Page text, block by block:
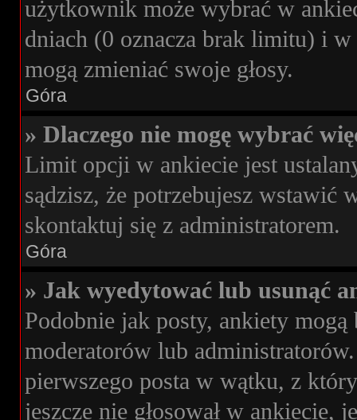
użytkownik może wybrać w
dniach (0 oznacza brak limitu) i
mogą zmieniać swoje głosy.
Góra
» Dlaczego nie mogę wybrać
Limit opcji w ankiecie jest
sądzisz, że potrzebujesz
skontaktuj się z administratorem.
Góra
» Jak wyedytować lub usunąć
Podobnie jak posty, ankiety
moderatorów lub
pierwszego posta w wątku, z
jeszcze nie głosował w ankiecie,